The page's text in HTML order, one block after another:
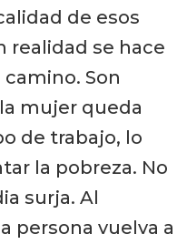
de esos
realidad se hace
Son
mujer queda
de trabajo, lo
la pobreza. No
surja. Al
persona vuelva a